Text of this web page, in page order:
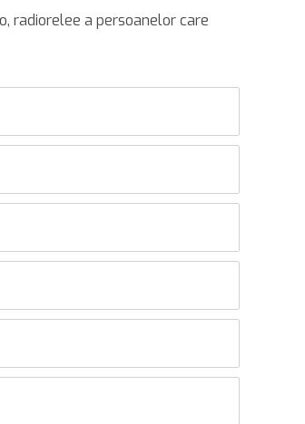
search
radiorelee a persoanelor care